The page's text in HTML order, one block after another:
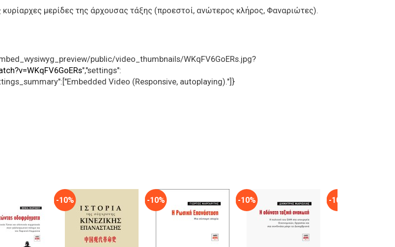
κυρίαρχες μερίδες της άρχουσας τάξης (προεστοί, ανώτερος κλήρος, Φαναριώτες).
public/video_thumbnails/WKqFV6GoERs.jpg?
","settings":
Video (Responsive, autoplaying)."]}
-10% -10% -10% -10%